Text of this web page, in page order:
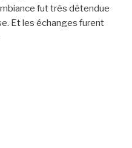
fut très détendue
Et les échanges furent